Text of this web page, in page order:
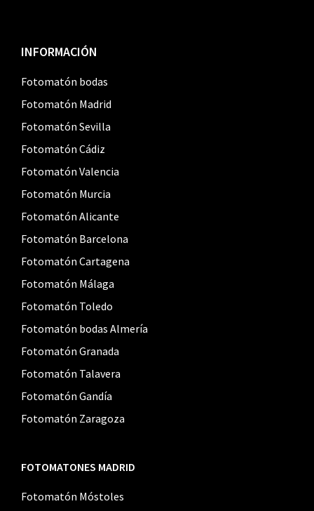
Footer
INFORMACIÓN
Fotomatón bodas
Fotomatón Madrid
Fotomatón Sevilla
Fotomatón Cádiz
Fotomatón Valencia
Fotomatón Murcia
Fotomatón Alicante
Fotomatón Barcelona
Fotomatón Cartagena
Fotomatón Málaga
Fotomatón Toledo
Fotomatón bodas Almería
Fotomatón Granada
Fotomatón Talavera
Fotomatón Gandía
Fotomatón Zaragoza
FOTOMATONES MADRID
Fotomatón Móstoles